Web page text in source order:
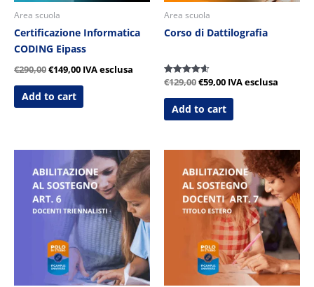
Area scuola
Certificazione Informatica
CODING Eipass
€290,00€149,00 IVA esclusa
Add to cart
Area scuola
Corso di Dattilografia
Valutato
su 5
€129,00€59,00 IVA esclusa
Add to cart